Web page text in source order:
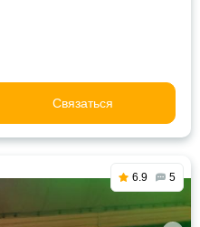
Связаться
6.9 5